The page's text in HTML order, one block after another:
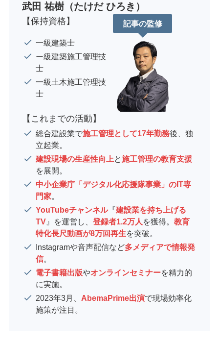
武田 祐樹（たけだ ひろき）
【保持資格】
一級建築士
ー級建築施工管理技
士
一級土木施工管理技
士
記事の監修
【これまでの活動】
総合建設業で施工管理として17年勤務後、独
立起業。
建設現場の生産性向上と施工管理の教育支援
を展開。
中小企業庁「デジタル化応援隊事業」のIT専
門家。
YouTubeチャンネル『建設業を持ち上げる
TV 』を運営し、 登録者1.2万人 を獲得。 教育
特化長尺動画が8万回再生を突破。
Instagramや音声配信など多メディアで情報発
信。
電子書籍出版やオンラインセミナーを精力的
に実施。
2023年3月、 AbemaPrime出演で現場効率化
施策が注目。